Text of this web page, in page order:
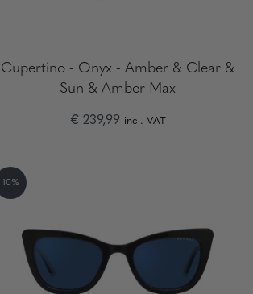
Cupertino - Onyx - Amber & Clear &
Sun & Amber Max
€ 239,99 incl. VAT
10%